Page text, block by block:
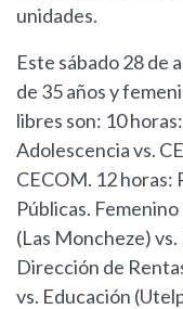
unidades.
Este sábado 28 de
de 35 años y
libres son: 10
Adolescencia vs.
CECOM. 12 horas:
Públicas.
(Las Moncheze)
Dirección de
vs. Educación